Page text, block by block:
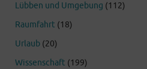
Lübben und Umgebung (112)
Raumfahrt (18)
Urlaub (20)
Wissenschaft (199)